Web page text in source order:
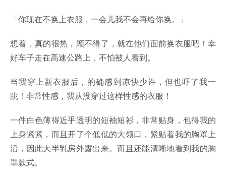
「你现在不换上衣服，一会儿我不会再给你换。」
想着，真的很热，顾不得了，就在他们面前换衣服吧！幸
好车子走在高速公路上，不怕被人看到。
当我穿上新衣服后，的确感到凉快少许，但也吓了我一
跳！非常性感，我从没穿过这样性感的衣服！
一件白色薄得近乎透明的短袖短衫，非常贴身，包得我的
上身紧紧，而且开了个低低的大领口，紧贴着我的胸罩上
沿，因此大半乳房外露出来。而且还能清晰地看到我的胸
罩款式。